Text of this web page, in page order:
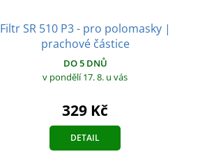
Filtr SR 510 P3 - pro polomasky |
prachové částice
DO 5 DNŮ
v pondělí 17. 8. u vás
329 Kč
DETAIL